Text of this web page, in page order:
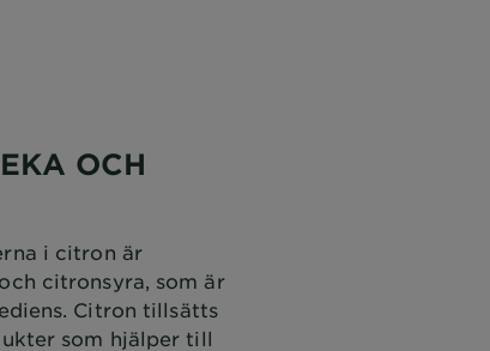
OCH
i citron är
citronsyra, som är
Citron tillsätts
som hjälper till